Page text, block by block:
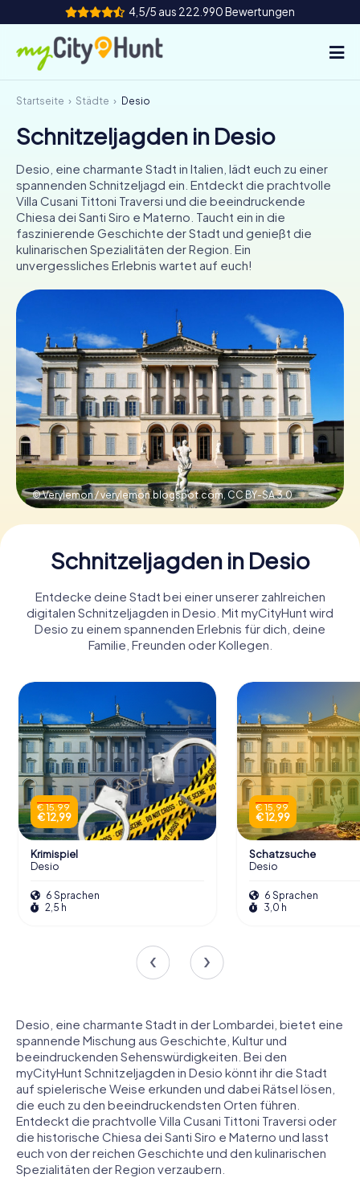
4,5/5 aus 222.990 Bewertungen
So funktioniert's
Städte
Touren
Teamevent
Tickets
INT AT CH
DE
IT
NL
Tickets buchen
Gutscheine bestellen
Startseite Städte Desio
Schnitzeljagden in Desio
Desio, eine charmante Stadt in Italien, lädt euch zu einer
spannenden Schnitzeljagd ein. Entdeckt die prachtvolle
Villa Cusani Tittoni Traversi und die beeindruckende
Chiesa dei Santi Siro e Materno. Taucht ein in die
faszinierende Geschichte der Stadt und genießt die
kulinarischen Spezialitäten der Region. Ein
unvergessliches Erlebnis wartet auf euch!
© Verylemon / verylemon.blogspot.com,CC BY-SA 3.0
Schnitzeljagden in Desio
Entdecke deine Stadt bei einer unserer zahlreichen
digitalen Schnitzeljagden in Desio. Mit myCityHunt wird
Desio zu einem spannenden Erlebnis für dich, deine
Familie, Freunden oder Kollegen.
€ 15,99
€ 12,99
Krimispiel
Desio
6 Sprachen
2,5 h
€ 15,99
€ 12,99
Schatzsuche
Desio
6 Sprachen
3,0 h
Desio, eine charmante Stadt in der Lombardei, bietet eine
spannende Mischung aus Geschichte, Kultur und
beeindruckenden Sehenswürdigkeiten. Bei den
myCityHunt Schnitzeljagden in Desio könnt ihr die Stadt
auf spielerische Weise erkunden und dabei Rätsel lösen,
die euch zu den beeindruckendsten Orten führen.
Entdeckt die prachtvolle Villa Cusani Tittoni Traversi oder
die historische Chiesa dei Santi Siro e Materno und lasst
euch von der reichen Geschichte und den kulinarischen
Spezialitäten der Region verzaubern.